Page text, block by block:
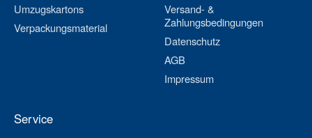
Umzugskartons
Verpackungsmaterial
Versand- &
Zahlungsbedingungen
Datenschutz
AGB
Impressum
Service